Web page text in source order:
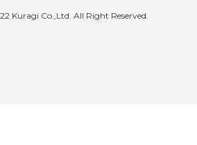
Kuragi Co.,Ltd. All Right Reserved.